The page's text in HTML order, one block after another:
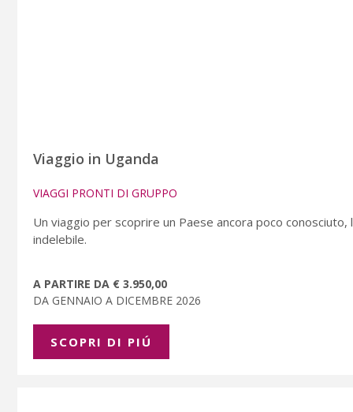
Viaggio in Uganda
VIAGGI PRONTI DI GRUPPO
Un viaggio per scoprire un Paese ancora poco
indelebile.
A PARTIRE DA € 3.950,00
DA GENNAIO A DICEMBRE 2026
SCOPRI DI PIÚ